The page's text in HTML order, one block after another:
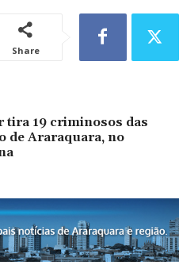
Share
tira 19 criminosos das
de Araraquara, no